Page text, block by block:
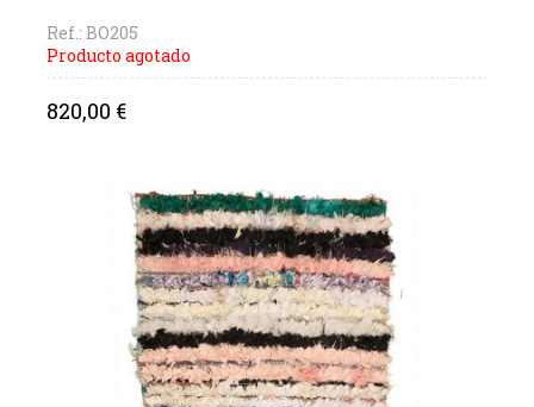
Ref.: BO205
Producto agotado
Precio
820,00 €